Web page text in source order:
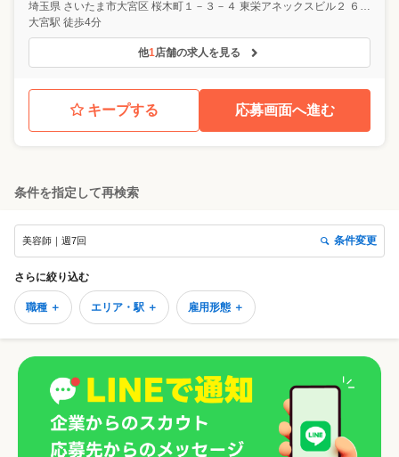
埼玉県 さいたま市大宮区 桜木町１－３－４ 東栄アネックスビル２ ６F A
大宮駅 徒歩4分
他1店舗の求人を見る
キープする 応募画面へ進む
条件を指定して再検索
美容師｜週7回 条件変更
さらに絞り込む
職種 ＋ エリア・駅 ＋ 雇用形態 ＋